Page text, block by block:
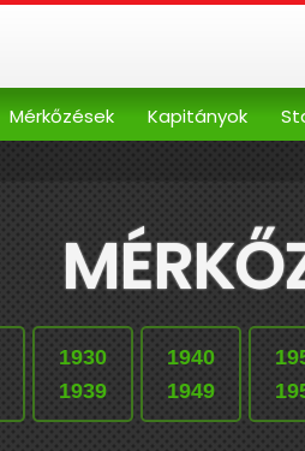
Mérkőzések Kapitányok
1930
1939
1940
1949